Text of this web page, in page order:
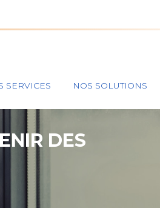
SERVICES NOS SOLUTIONS
DES